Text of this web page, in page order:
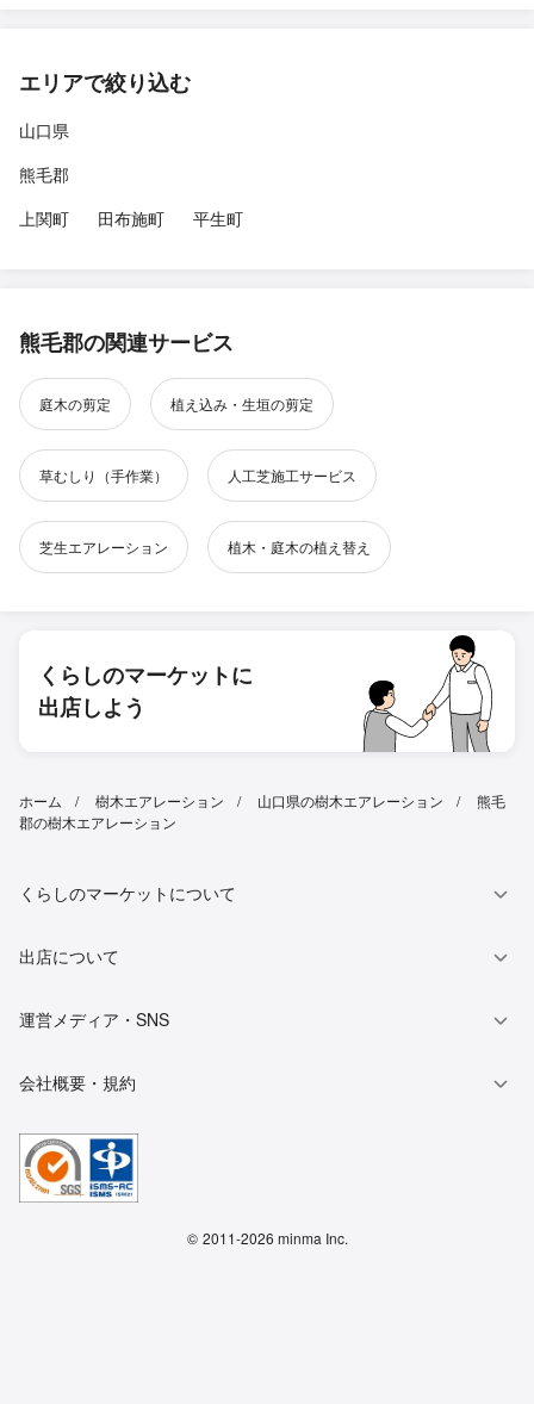
エリアで絞り込む
山口県
熊毛郡
上関町
田布施町 平生町
熊毛郡の関連サービス
庭木の剪定 植え込み・生垣の剪定
草むしり（手作業） 人工芝施工サービス
芝生エアレーション 植木・庭木の植え替え
くらしのマーケットに
出店しよう
ホーム 樹木エアレーション 山口県の樹木エアレーション
熊毛
郡の樹木エアレーション
くらしのマーケットについて
出店について
運営メディア・SNS
会社概要・規約
© 2011-2026 minma Inc.